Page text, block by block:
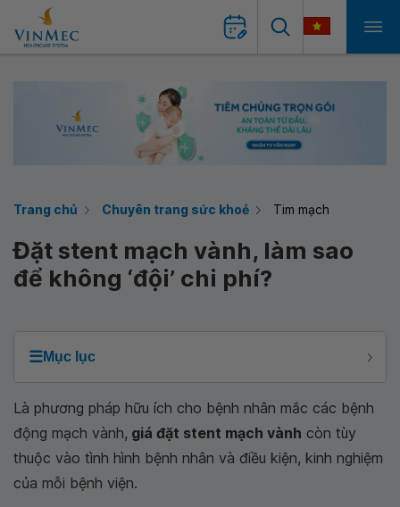
Trang chủ Chuyên trang sức khoẻ Tim mạch
Đặt stent mạch vành, làm sao
để không ‘đội’ chi phí?
☰Mục lục
Là phương pháp hữu ích cho bệnh nhân mắc các bệnh
động mạch vành, giá đặt stent mạch vành còn tùy
thuộc vào tình hình bệnh nhân và điều kiện, kinh nghiệm
của mỗi bệnh viện.